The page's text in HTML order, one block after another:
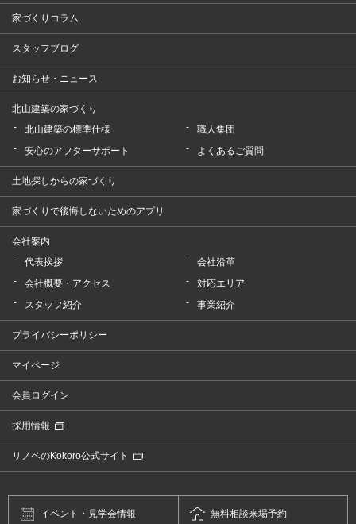
家づくりコラム
スタッフブログ
お知らせ・ニュース
北山建築の家づくり
北山建築の標準仕様
職人集団
安心のアフターサポート
よくあるご質問
土地探しからの家づくり
家づくりで後悔しないためのアプリ
会社案内
代表挨拶
会社沿革
会社概要・アクセス
対応エリア
スタッフ紹介
事業紹介
プライバシーポリシー
マイページ
会員ログイン
採用情報
リノベのKokoro公式サイト
イベント・ 見学会情報 無料相談来場予約